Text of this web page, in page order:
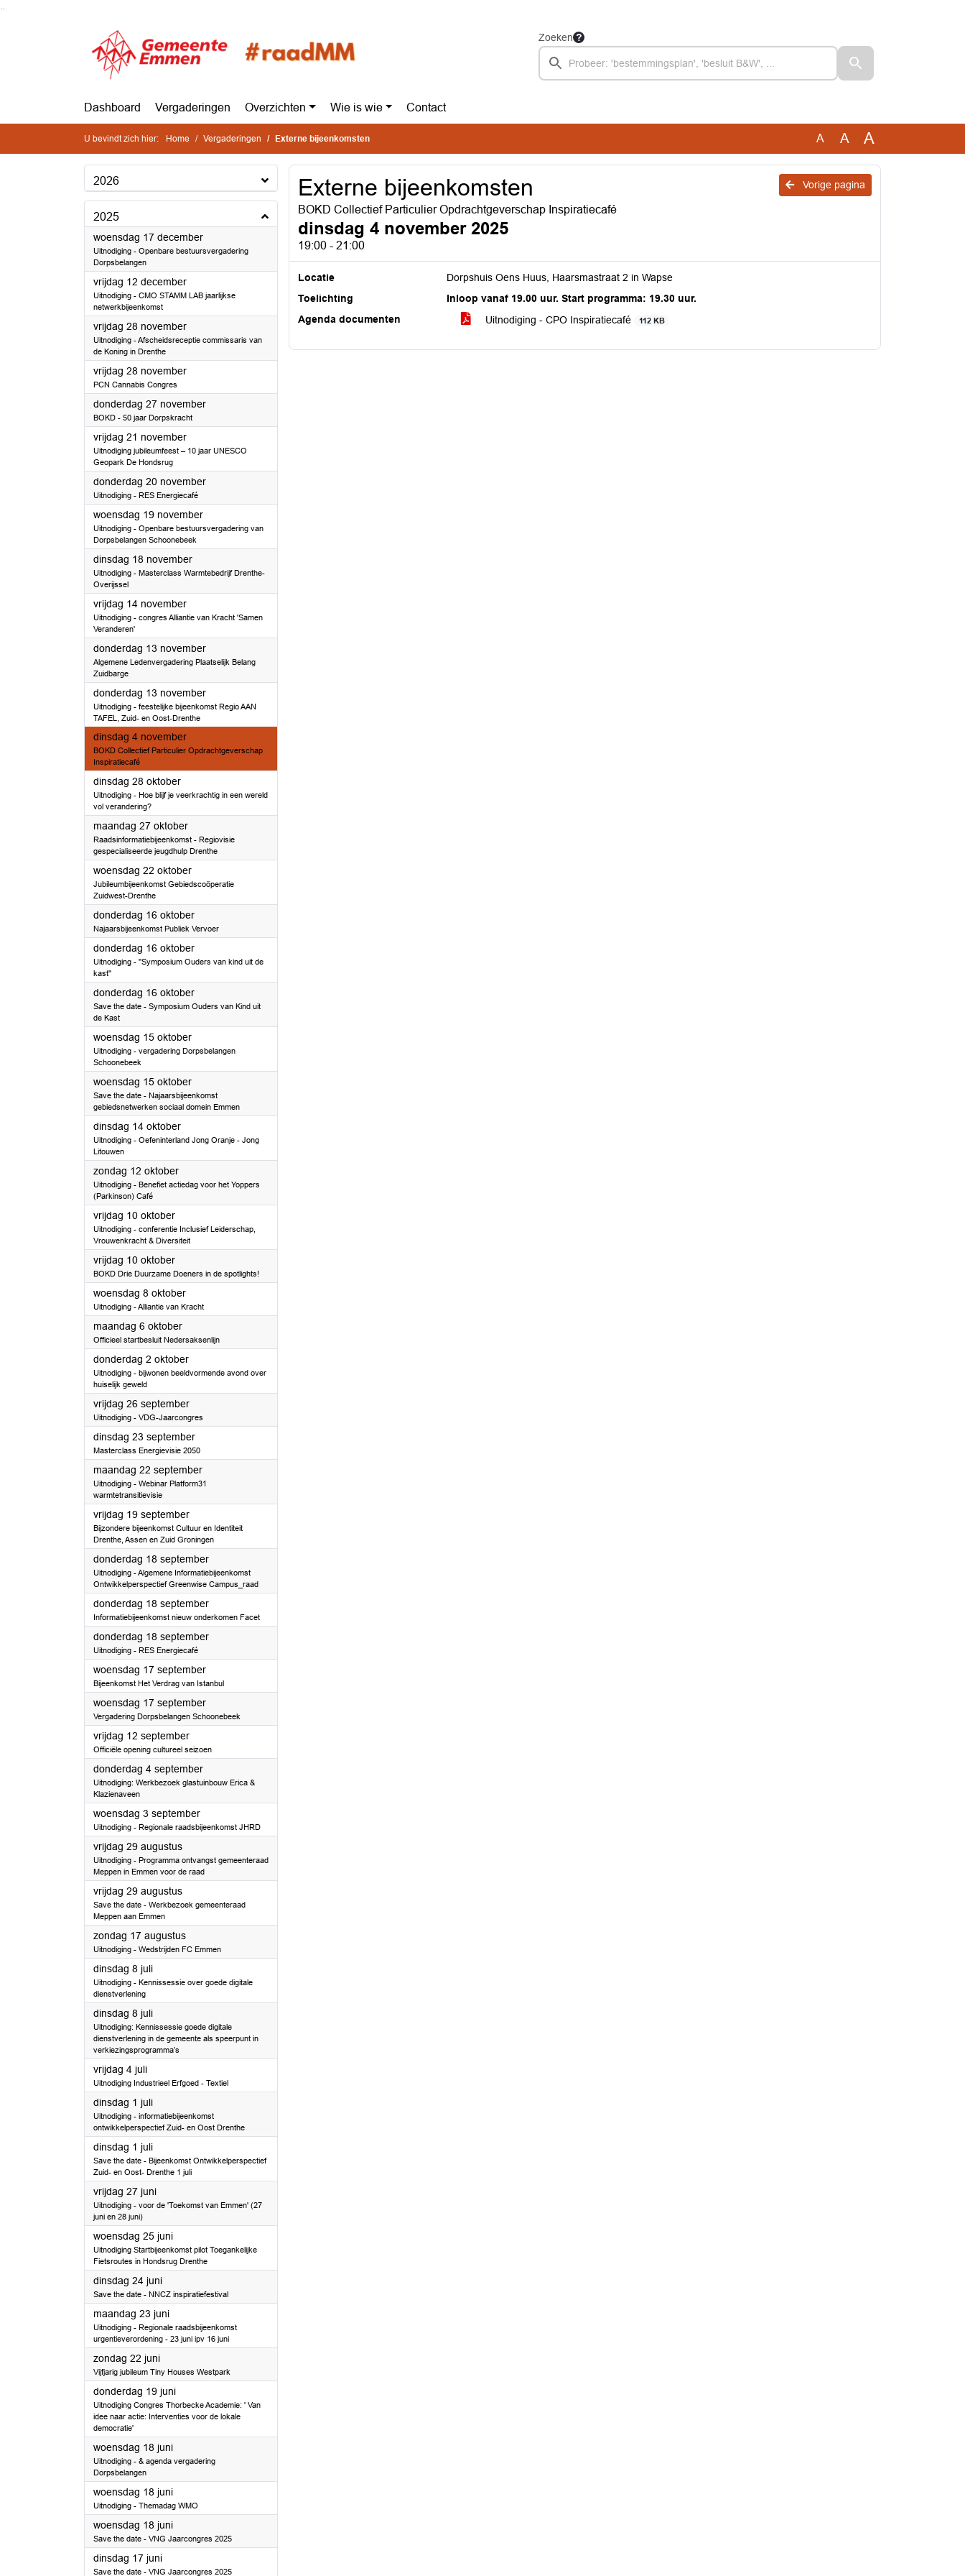
Zoeken
Dashboard Vergaderingen Overzichten Wie is wie Contact
U bevindt zich hier: Home Vergaderingen Externe bijeenkomsten A A A
2026
2025
woensdag 17 december2025
Uitnodiging - Openbare bestuursvergadering
Dorpsbelangen
vrijdag 12 december2025
Uitnodiging - CMO STAMM LAB jaarlijkse
netwerkbijeenkomst
vrijdag 28 november2025
Uitnodiging - Afscheidsreceptie commissaris van
de Koning in Drenthe
vrijdag 28 november2025
PCN Cannabis Congres
donderdag 27 november2025
BOKD - 50 jaar Dorpskracht
vrijdag 21 november2025
Uitnodiging jubileumfeest – 10 jaar UNESCO
Geopark De Hondsrug
donderdag 20 november2025
Uitnodiging - RES Energiecafé
woensdag 19 november2025
Uitnodiging - Openbare bestuursvergadering van
Dorpsbelangen Schoonebeek
dinsdag 18 november2025
Uitnodiging - Masterclass Warmtebedrijf Drenthe-
Overijssel
vrijdag 14 november2025
Uitnodiging - congres Alliantie van Kracht 'Samen
Veranderen'
donderdag 13 november2025
Algemene Ledenvergadering Plaatselijk Belang
Zuidbarge
donderdag 13 november2025
Uitnodiging - feestelijke bijeenkomst Regio AAN
TAFEL, Zuid- en Oost-Drenthe
dinsdag 4 november2025
BOKD Collectief Particulier Opdrachtgeverschap
Inspiratiecafé
dinsdag 28 oktober2025
Uitnodiging - Hoe blijf je veerkrachtig in een wereld
vol verandering?
maandag 27 oktober2025
Raadsinformatiebijeenkomst - Regiovisie
gespecialiseerde jeugdhulp Drenthe
woensdag 22 oktober2025
Jubileumbijeenkomst Gebiedscoöperatie
Zuidwest-Drenthe
donderdag 16 oktober2025
Najaarsbijeenkomst Publiek Vervoer
donderdag 16 oktober2025
Uitnodiging - ''Symposium Ouders van kind uit de
kast''
donderdag 16 oktober2025
Save the date - Symposium Ouders van Kind uit
de Kast
woensdag 15 oktober2025
Uitnodiging - vergadering Dorpsbelangen
Schoonebeek
woensdag 15 oktober2025
Save the date - Najaarsbijeenkomst
gebiedsnetwerken sociaal domein Emmen
dinsdag 14 oktober2025
Uitnodiging - Oefeninterland Jong Oranje - Jong
Litouwen
zondag 12 oktober2025
Uitnodiging - Benefiet actiedag voor het Yoppers
(Parkinson) Café
vrijdag 10 oktober2025
Uitnodiging - conferentie Inclusief Leiderschap,
Vrouwenkracht & Diversiteit
vrijdag 10 oktober2025
BOKD Drie Duurzame Doeners in de spotlights!
woensdag 8 oktober2025
Uitnodiging - Alliantie van Kracht
maandag 6 oktober2025
Officieel startbesluit Nedersaksenlijn
donderdag 2 oktober2025
Uitnodiging - bijwonen beeldvormende avond over
huiselijk geweld
vrijdag 26 september2025
Uitnodiging - VDG-Jaarcongres
dinsdag 23 september2025
Masterclass Energievisie 2050
maandag 22 september2025
Uitnodiging - Webinar Platform31
warmtetransitievisie
vrijdag 19 september2025
Bijzondere bijeenkomst Cultuur en Identiteit
Drenthe, Assen en Zuid Groningen
donderdag 18 september2025
Uitnodiging - Algemene Informatiebijeenkomst
Ontwikkelperspectief Greenwise Campus_raad
donderdag 18 september2025
Informatiebijeenkomst nieuw onderkomen Facet
donderdag 18 september2025
Uitnodiging - RES Energiecafé
woensdag 17 september2025
Bijeenkomst Het Verdrag van Istanbul
woensdag 17 september2025
Vergadering Dorpsbelangen Schoonebeek
vrijdag 12 september2025
Officiële opening cultureel seizoen
donderdag 4 september2025
Uitnodiging: Werkbezoek glastuinbouw Erica &
Klazienaveen
woensdag 3 september2025
Uitnodiging - Regionale raadsbijeenkomst JHRD
vrijdag 29 augustus2025
Uitnodiging - Programma ontvangst gemeenteraad
Meppen in Emmen voor de raad
vrijdag 29 augustus2025
Save the date - Werkbezoek gemeenteraad
Meppen aan Emmen
zondag 17 augustus2025
Uitnodiging - Wedstrijden FC Emmen
dinsdag 8 juli2025
Uitnodiging - Kennissessie over goede digitale
dienstverlening
dinsdag 8 juli2025
Uitnodiging: Kennissessie goede digitale
dienstverlening in de gemeente als speerpunt in
verkiezingsprogramma’s
vrijdag 4 juli2025
Uitnodiging Industrieel Erfgoed - Textiel
dinsdag 1 juli2025
Uitnodiging - informatiebijeenkomst
ontwikkelperspectief Zuid- en Oost Drenthe
dinsdag 1 juli2025
Save the date - Bijeenkomst Ontwikkelperspectief
Zuid- en Oost- Drenthe 1 juli
vrijdag 27 juni2025
Uitnodiging - voor de 'Toekomst van Emmen' (27
juni en 28 juni)
woensdag 25 juni2025
Uitnodiging Startbijeenkomst pilot Toegankelijke
Fietsroutes in Hondsrug Drenthe
dinsdag 24 juni2025
Save the date - NNCZ inspiratiefestival
maandag 23 juni2025
Uitnodiging - Regionale raadsbijeenkomst
urgentieverordening - 23 juni ipv 16 juni
zondag 22 juni2025
Vijfjarig jubileum Tiny Houses Westpark
donderdag 19 juni2025
Uitnodiging Congres Thorbecke Academie: ' Van
idee naar actie: Interventies voor de lokale
democratie'
woensdag 18 juni2025
Uitnodiging - & agenda vergadering
Dorpsbelangen
woensdag 18 juni2025
Uitnodiging - Themadag WMO
woensdag 18 juni2025
Save the date - VNG Jaarcongres 2025
dinsdag 17 juni2025
Save the date - VNG Jaarcongres 2025
Vorige pagina
Externe bijeenkomsten
BOKD Collectief Particulier Opdrachtgeverschap Inspiratiecafé
dinsdag 4 november 2025
19:00 - 21:00
Locatie
Dorpshuis Oens Huus, Haarsmastraat 2 in Wapse
Toelichting
Inloop vanaf 19.00 uur. Start programma: 19.30 uur.
Agenda documenten
Uitnodiging - CPO Inspiratiecafé 112 KB